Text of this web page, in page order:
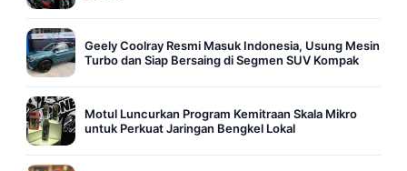
Geely Coolray Resmi Masuk Indonesia, Usung Mesin
Turbo dan Siap Bersaing di Segmen SUV Kompak
Motul Luncurkan Program Kemitraan Skala Mikro
untuk Perkuat Jaringan Bengkel Lokal